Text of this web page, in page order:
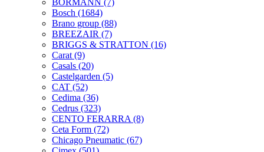
BORMANN (7)
Bosch (1684)
Brano group (88)
BREEZAIR (7)
BRIGGS & STRATTON (16)
Carat (9)
Casals (20)
Castelgarden (5)
CAT (52)
Cedima (36)
Cedrus (323)
CENTO FERARRA (8)
Ceta Form (72)
Chicago Pneumatic (67)